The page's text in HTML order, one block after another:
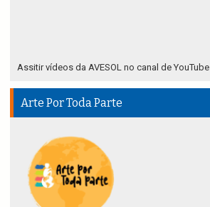
Assitir vídeos da AVESOL no canal de YouTube
Arte Por Toda Parte